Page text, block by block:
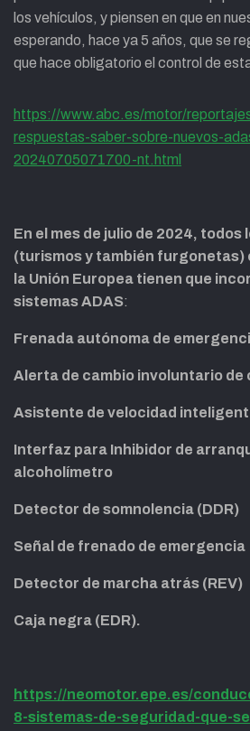
los vehículos, y piensen en que en
esperando, hace ya 5 años, que se
que hace obligatorio el control de
https://www.abc.es/motor/
respuestas-saber-sobre-nuevos-
20240705071700-nt.html
En el mes de julio de 2024, todos
(turismos y también furgonetas)
la Unión Europea tienen que
sistemas ADAS:
Frenada autónoma de
Alerta de cambio involuntario de
Asistente de velocidad
Interfaz para Inhibidor de
alcoholímetro
Detector de somnolencia (DDR)
Señal de frenado de emergencia
Detector de marcha atrás (REV)
Caja negra (EDR).
https://neomotor.epe.es/
8-sistemas-de-seguridad-que-